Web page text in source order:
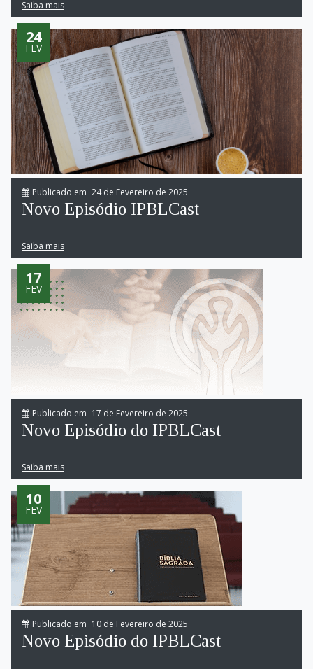
Saiba mais
24
FEV
Publicado em 24 de Fevereiro de 2025
Novo Episódio IPBLCast
Saiba mais
17
FEV
Publicado em 17 de Fevereiro de 2025
Novo Episódio do IPBLCast
Saiba mais
10
FEV
Publicado em 10 de Fevereiro de 2025
Novo Episódio do IPBLCast